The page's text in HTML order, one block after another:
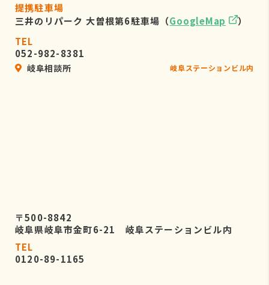
提携駐車場
三井のリパーク 大曽根第6駐車場（GoogleMap
）
TEL
052-982-8381
岐阜相談所 岐阜ステーションビル内
〒500-8842
岐阜県岐阜市金町6-21 岐阜ステーションビル内
TEL
0120-89-1165